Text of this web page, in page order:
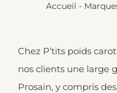
Accueil -
Chez P’tits poids
nos clients une large
Prosain, y compris